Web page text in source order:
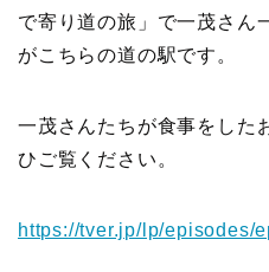
で寄り道の旅」で一茂さん
がこちらの道の駅です。
一茂さんたちが食事をした
ひご覧ください。
https://tver.jp/lp/episodes/